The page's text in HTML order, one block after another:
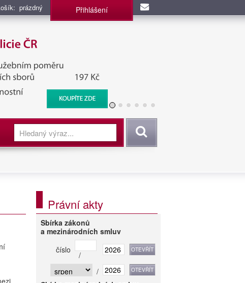
prázdný Přihlášení
služba, BIS, Zpravodajské
Vyhledat
Právní akty
Sbírka zákonů
a mezinárodních smluv
číslo
/
/